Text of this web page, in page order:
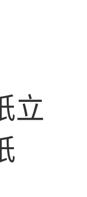
立